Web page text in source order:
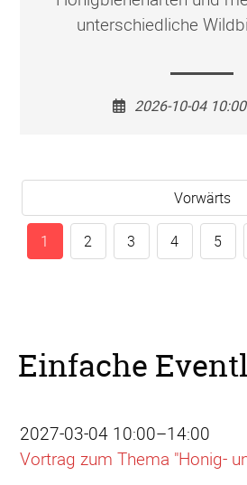
unterschiedliche
2026-10-04
Vorwärts
1 2 3 4 5
Einfache
2027-03-04 10:00–14:00
Vortrag zum Thema "Honig-